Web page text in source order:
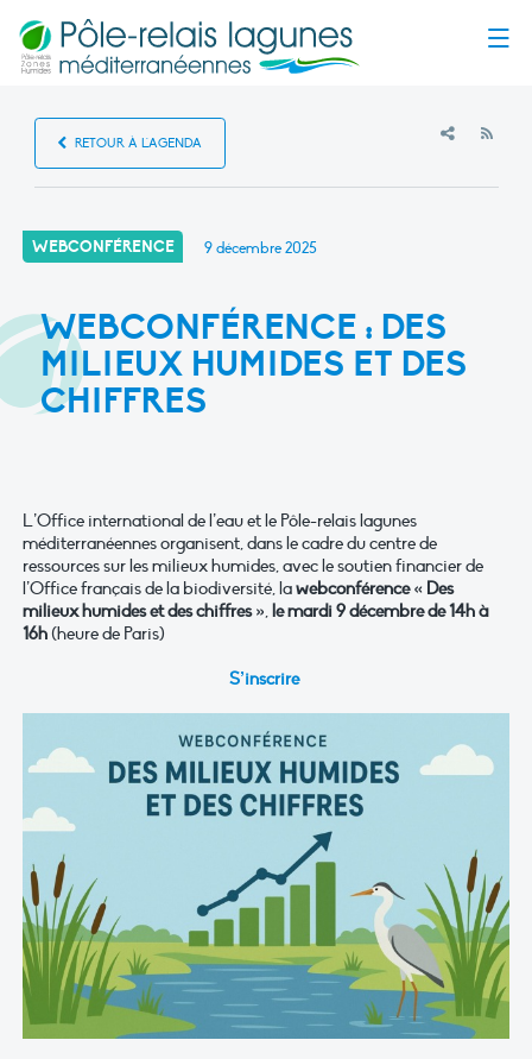
RETOUR À L'AGENDA
WEBCONFÉRENCE 9 décembre 2025
WEBCONFÉRENCE : DES
MILIEUX HUMIDES ET DES
CHIFFRES
L’Office international de l’eau et le Pôle-relais lagunes
méditerranéennes organisent, dans le cadre du centre de
ressources sur les milieux humides, avec le soutien financier de
l’Office français de la biodiversité, lawebconférence « Des
milieux humides et des chiffres », le mardi 9 décembre de 14h à
16h(heure de Paris)
S’inscrire